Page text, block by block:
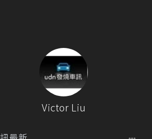
Victor Liu